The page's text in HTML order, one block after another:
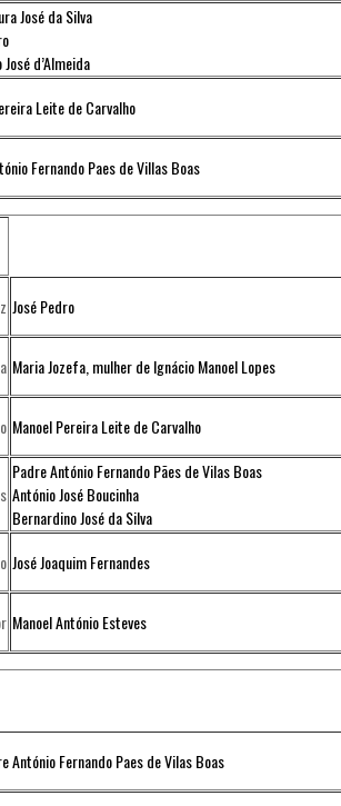
José da Silva
d’Almeida
Leite de Carvalho
Fernando Paes de Villas Boas
José Pedro
Maria Jozefa, mulher de Ignácio Manoel Lopes
Manoel Pereira Leite de Carvalho
Padre António Fernando Pães de Vilas Boas
António José Boucinha
Bernardino José da Silva
José Joaquim Fernandes
Manoel António Esteves
António Fernando Paes de Vilas Boas